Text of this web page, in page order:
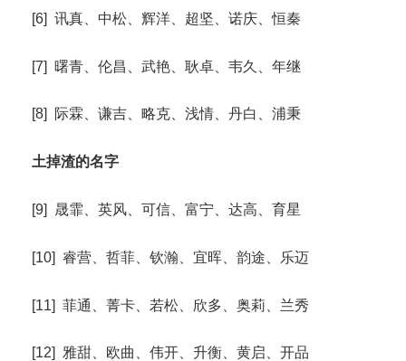
[6] 讯真、中松、辉洋、超坚、诺庆、恒秦
[7] 曙青、伦昌、武艳、耿卓、韦久、年继
[8] 际霖、谦吉、略克、浅情、丹白、浦秉
土掉渣的名字
[9] 晟霏、英风、可信、富宁、达高、育星
[10] 睿营、哲菲、钦瀚、宜晖、韵途、乐迈
[11] 菲通、菁卡、若松、欣多、奥莉、兰秀
[12] 雅甜、欧曲、伟开、升衡、黄启、开品